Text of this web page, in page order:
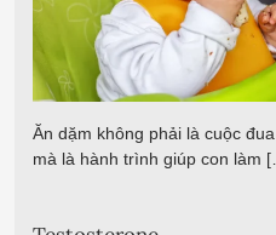
Ăn dặm không phải là cuộc
mà là hành trình giúp con làm